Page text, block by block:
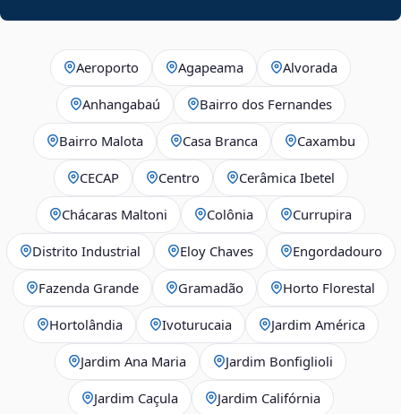
Aeroporto Agapeama Alvorada
Anhangabaú Bairro dos Fernandes
Bairro Malota Casa Branca Caxambu
CECAP Centro Cerâmica Ibetel
Chácaras Maltoni Colônia Currupira
Distrito Industrial Eloy Chaves Engordadouro
Fazenda Grande Gramadão Horto Florestal
Hortolândia Ivoturucaia Jardim América
Jardim Ana Maria Jardim Bonfiglioli
Jardim Caçula Jardim Califórnia